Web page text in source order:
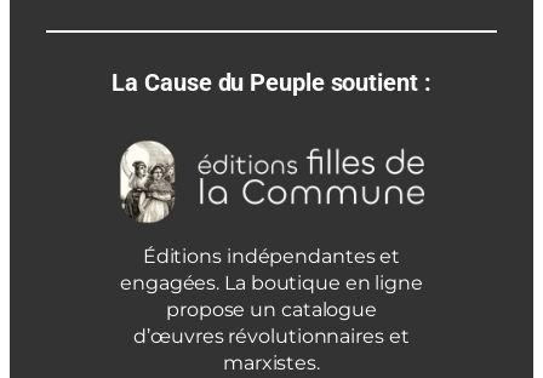
La Cause du Peuple soutient :
Éditions indépendantes et
engagées. La boutique en ligne
propose un catalogue
d’œuvres révolutionnaires et
marxistes.